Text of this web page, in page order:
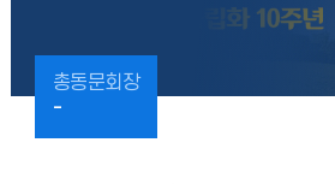
총동문회장
-